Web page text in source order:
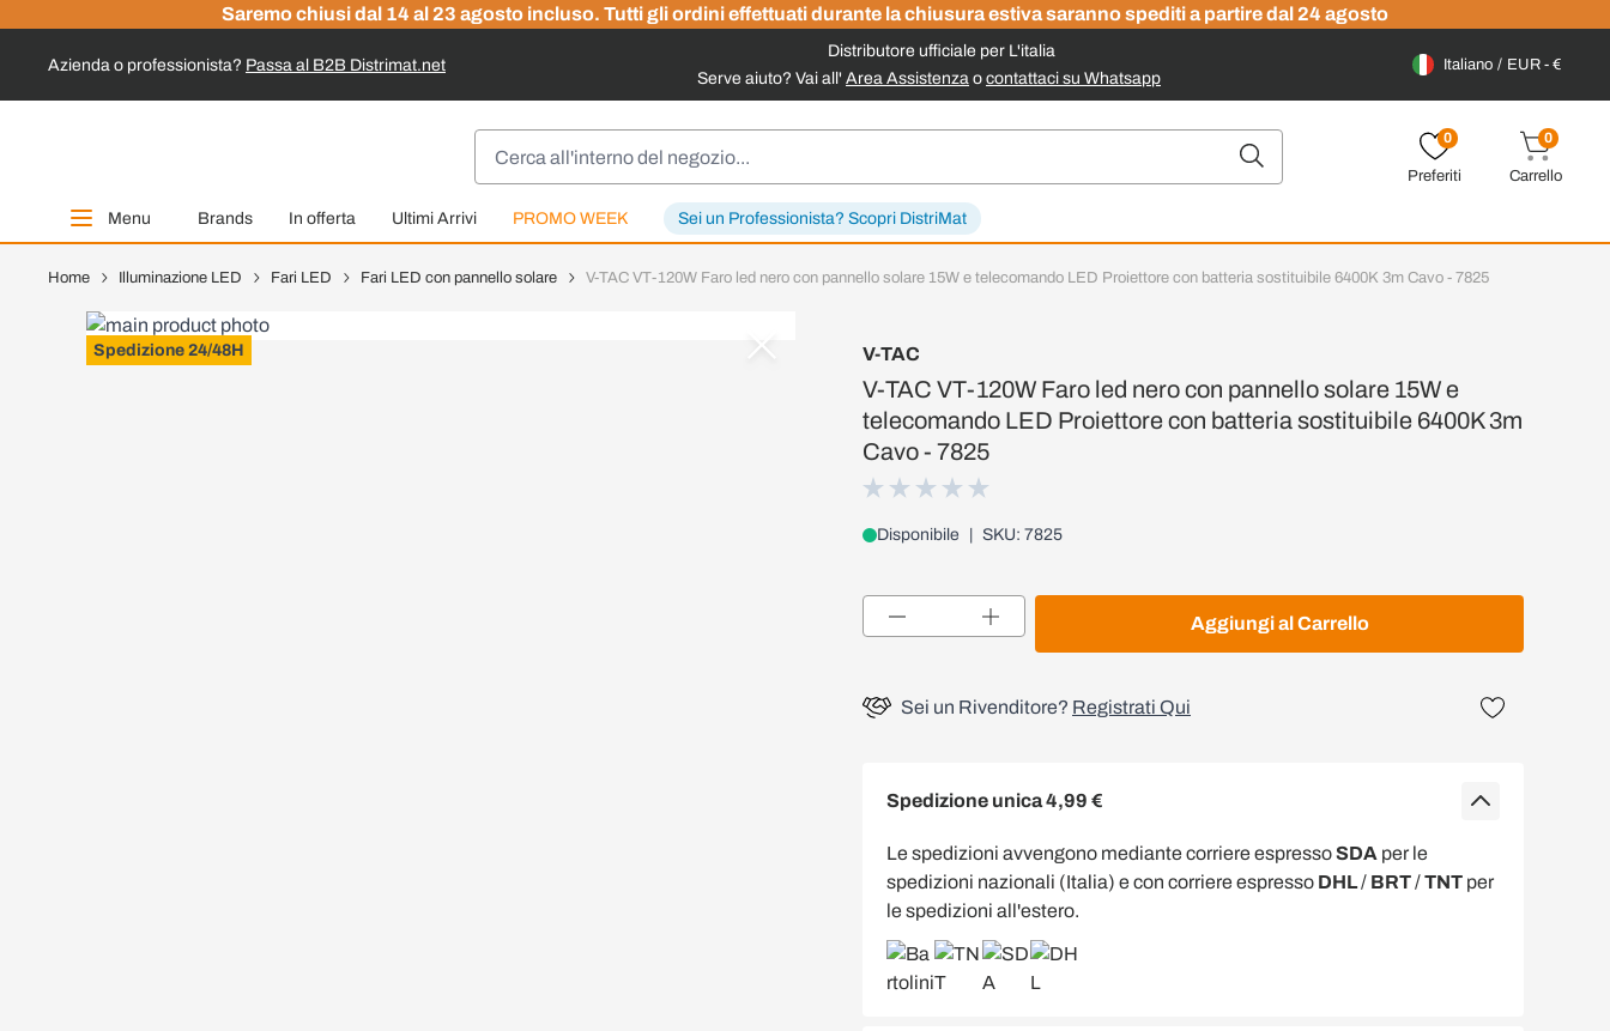
Saremo chiusi dal 14 al 23 agosto incluso. Tutti gli ordini effettuati durante la chiusura estiva saranno spediti a partire dal 24 agosto
Azienda o professionista? Passa al B2B Distrimat.net
Distributore ufficiale per L'italia
Serve aiuto? Vai all' Area Assistenza o contattaci su Whatsapp
Italiano EUR - €
Menu Brands In offerta Ultimi Arrivi PROMO WEEK Sei un Professionista? Scopri DistriMat
0
Preferiti
0
Carrello
Home Illuminazione LED Fari LED Fari LED con pannello solare V-TAC VT-120W Faro led nero con pannello solare 15W e telecomando LED Proiettore con batteria sostituibile 6400K 3m Cavo - 7825
Spedizione 24/48H V-TAC
V-TAC VT-120W Faro led nero con pannello solare 15W e
telecomando LED Proiettore con batteria sostituibile 6400K 3m
Cavo - 7825
Disponibile SKU: 7825
Aggiungi al Carrello
Sei un Rivenditore? Registrati Qui
Spedizione unica 4,99 €
Le spedizioni avvengono mediante corriere espressoSDA per le
spedizioni nazionali (Italia) e con corriere espresso DHL/ BRT/TNT per
le spedizioni all'estero.